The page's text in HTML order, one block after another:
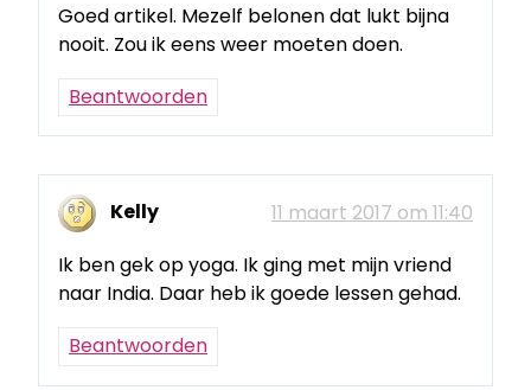
Goed artikel. Mezelf belonen dat lukt bijna
nooit. Zou ik eens weer moeten doen.
Beantwoorden
Kelly
11 maart 2017 om 11:40
Ik ben gek op yoga. Ik ging met mijn vriend
naar India. Daar heb ik goede lessen gehad.
Beantwoorden